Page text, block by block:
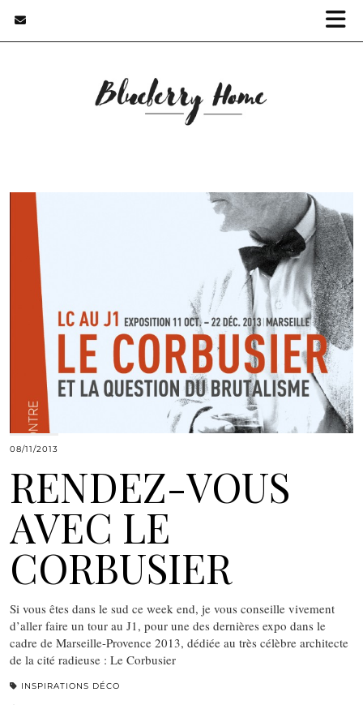
08/11/2013
RENDEZ-VOUS
AVEC LE
CORBUSIER
Si vous êtes dans le sud ce week end, je vous conseille vivement
d’aller faire un tour au J1, pour une des dernières expo dans le
cadre de Marseille-Provence 2013, dédiée au très célèbre architecte
de la cité radieuse : Le Corbusier
INSPIRATIONS DÉCO